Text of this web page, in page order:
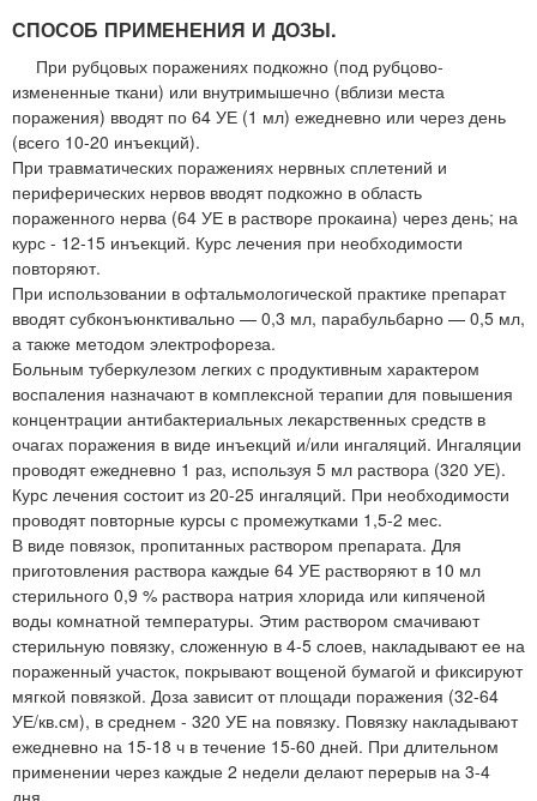
СПОСОБ ПРИМЕНЕНИЯ И ДОЗЫ.
При рубцовых поражениях подкожно (под рубцово-
измененные ткани) или внутримышечно (вблизи места
поражения) вводят по 64 УЕ (1 мл) ежедневно или через день
(всего 10-20 инъекций).
При травматических поражениях нервных сплетений и
периферических нервов вводят подкожно в область
пораженного нерва (64 УЕ в растворе прокаина) через день; на
курс - 12-15 инъекций. Курс лечения при необходимости
повторяют.
При использовании в офтальмологической практике препарат
вводят субконъюнктивально — 0,3 мл, парабульбарно — 0,5 мл,
а также методом электрофореза.
Больным туберкулезом легких с продуктивным характером
воспаления назначают в комплексной терапии для повышения
концентрации антибактериальных лекарственных средств в
очагах поражения в виде инъекций и/или ингаляций. Ингаляции
проводят ежедневно 1 раз, используя 5 мл раствора (320 УЕ).
Курс лечения состоит из 20-25 ингаляций. При необходимости
проводят повторные курсы с промежутками 1,5-2 мес.
В виде повязок, пропитанных раствором препарата. Для
приготовления раствора каждые 64 УЕ растворяют в 10 мл
стерильного 0,9 % раствора натрия хлорида или кипяченой
воды комнатной температуры. Этим раствором смачивают
стерильную повязку, сложенную в 4-5 слоев, накладывают ее на
пораженный участок, покрывают вощеной бумагой и фиксируют
мягкой повязкой. Доза зависит от площади поражения (32-64
УЕ/кв.см), в среднем - 320 УЕ на повязку. Повязку накладывают
ежедневно на 15-18 ч в течение 15-60 дней. При длительном
применении через каждые 2 недели делают перерыв на 3-4